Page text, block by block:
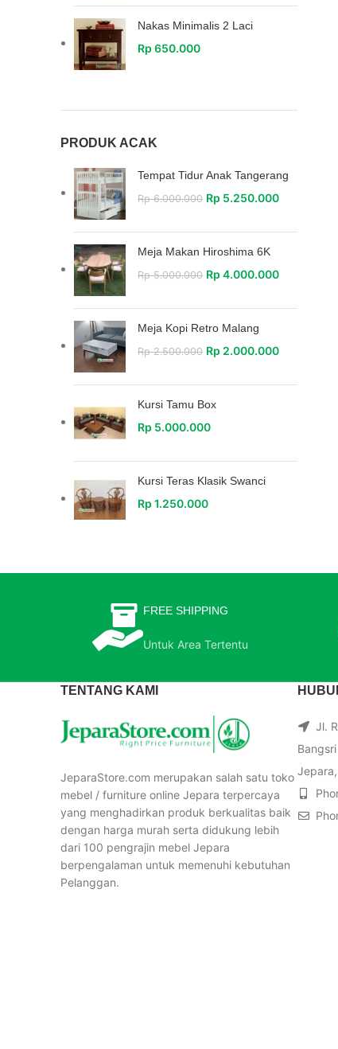
Nakas Minimalis 2 Laci
Rp 650.000
PRODUK ACAK
Tempat Tidur Anak Tangerang
Rp6.000.000 Rp 5.250.000
Meja Makan Hiroshima 6K
Rp5.000.000 Rp 4.000.000
Meja Kopi Retro Malang
Rp2.500.000 Rp 2.000.000
Kursi Tamu Box
Rp 5.000.000
Kursi Teras Klasik Swanci
Rp 1.250.000
FREE SHIPPING
Untuk Area Tertentu
TENTANG KAMI
JeparaStore.com merupakan salah satu toko
mebel / furniture online Jepara terpercaya
yang menghadirkan produk berkualitas baik
dengan harga murah serta didukung lebih
dari 100 pengrajin mebel Jepara
berpengalaman untuk memenuhi kebutuhan
Pelanggan.
Jl.
Bangsri